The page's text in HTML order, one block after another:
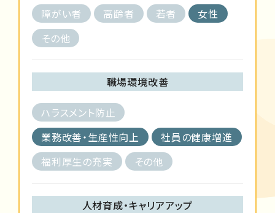
障がい者 高齢者 若者
女性
その他
職場環境改善
ハラスメント防止
業務改善・生産性向上
社員の健康増進
福利厚生の充実
その他
人材育成・キャリアアップ